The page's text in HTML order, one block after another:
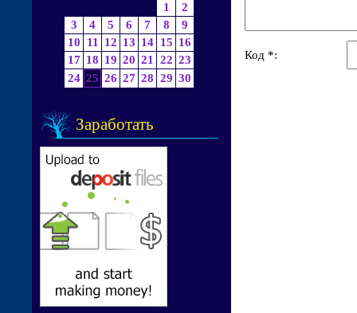
1
2
3
4 5 6 7 8
9
10
11 12 13 14 15 16
17 18 19 20 21 22 23
24 25 26 27 28 29 30
Заработать
Код *: